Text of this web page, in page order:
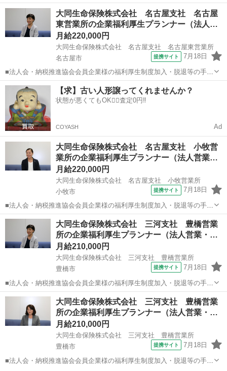
きなどをお任せします。 家庭訪問ではなく、会員である法人企業様へ
と出向き、当社のお薦めするプランのご案内などがメイン。個人宅訪
問や知人・友人への保険勧誘は一切あ...
愛知 半田市 代理店営業
大同生命保険株式会社 名古屋支社 名古屋
東営業所の企業福利厚生プランナー（法人…
月給220,000円
大同生命保険株式会社 名古屋支社 名古屋東営業所
名古屋市
提携サイト 7月18日
■法人会・納税推進協会会員企業様の福利厚生制度加入・脱退等の手続
きなどをお任せします。 家庭訪問ではなく、会員である法人企業様へ
と出向き、当社のお薦めするプランのご案内などがメイン。個人宅訪
問や知人・友人への保険勧誘は一切あ...
愛知 名古屋市 代理店営業
【求】古い人形譲ってくれませんか？
状態が悪くてもOK🙆‍♀️査定0円‼️
COYASH Ad
大同生命保険株式会社 名古屋支社 小牧営
業所の企業福利厚生プランナー（法人営業…
月給220,000円
大同生命保険株式会社 名古屋支社 小牧営業所
小牧市
提携サイト 7月18日
■法人会・納税推進協会会員企業様の福利厚生制度加入・脱退等の手続
きなどをお任せします。 家庭訪問ではなく、会員である法人企業様へ
と出向き、当社のお薦めするプランのご案内などがメイン。個人宅訪
問や知人・友人への保険勧誘は一切あ...
愛知 小牧市 代理店営業
大同生命保険株式会社 三河支社 豊橋営業
所の企業福利厚生プランナー（法人営業・…
月給210,000円
大同生命保険株式会社 三河支社 豊橋営業所
豊橋市
提携サイト 7月18日
■法人会・納税推進協会会員企業様の福利厚生制度加入・脱退等の手続
きなどをお任せします。 家庭訪問ではなく、会員である法人企業様へ
と出向き、当社のお薦めするプランのご案内などがメイン。個人宅訪
問や知人・友人への保険勧誘は一切あ...
愛知 豊橋市 代理店営業
大同生命保険株式会社 三河支社 豊橋営業
所の企業福利厚生プランナー（法人営業・…
月給210,000円
大同生命保険株式会社 三河支社 豊橋営業所
豊橋市
提携サイト 7月18日
■法人会・納税推進協会会員企業様の福利厚生制度加入・脱退等の手続